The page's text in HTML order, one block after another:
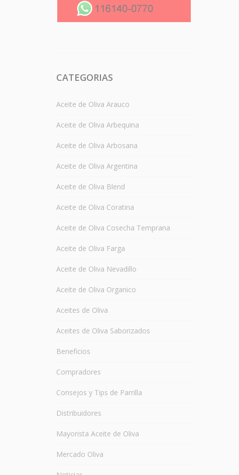
CATEGORIAS
Aceite de Oliva Arauco
Aceite de Oliva Arbequina
Aceite de Oliva Arbosana
Aceite de Oliva Argentina
Aceite de Oliva Blend
Aceite de Oliva Coratina
Aceite de Oliva Cosecha Temprana
Aceite de Oliva Farga
Aceite de Oliva Nevadillo
Aceite de Oliva Organico
Aceites de Oliva
Aceites de Oliva Saborizados
Beneficios
Compradores
Consejos y Tips de Parrilla
Distribuidores
Mayorista Aceite de Oliva
Mercado Oliva